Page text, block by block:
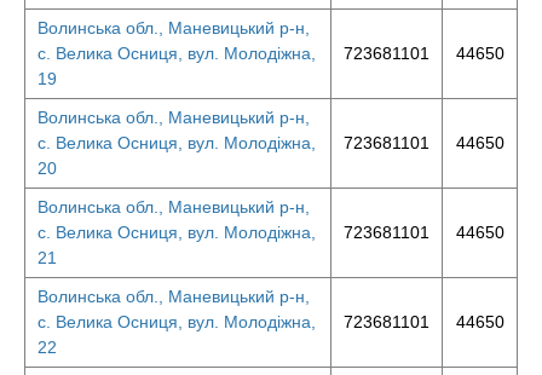
Волинська обл., Маневицький р-н,
с. Велика Осниця, вул. Молодіжна,
19
723681101 44650
Волинська обл., Маневицький р-н,
с. Велика Осниця, вул. Молодіжна,
20
723681101 44650
Волинська обл., Маневицький р-н,
с. Велика Осниця, вул. Молодіжна,
21
723681101 44650
Волинська обл., Маневицький р-н,
с. Велика Осниця, вул. Молодіжна,
22
723681101 44650